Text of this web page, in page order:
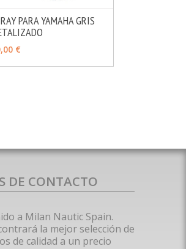
VER OPCIONES
PARA YAMAHA GRIS
€
DE CONTACTO
a Milan Nautic Spain.
la mejor selección de
de calidad a un precio